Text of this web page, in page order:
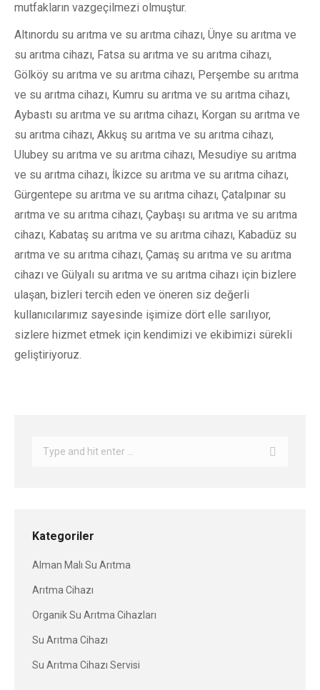
mutfakların vazgeçilmezi olmuştur.
Altınordu su arıtma ve su arıtma cihazı, Ünye su arıtma ve
su arıtma cihazı, Fatsa su arıtma ve su arıtma cihazı,
Gölköy su arıtma ve su arıtma cihazı, Perşembe su arıtma
ve su arıtma cihazı, Kumru su arıtma ve su arıtma cihazı,
Aybastı su arıtma ve su arıtma cihazı, Korgan su arıtma ve
su arıtma cihazı, Akkuş su arıtma ve su arıtma cihazı,
Ulubey su arıtma ve su arıtma cihazı, Mesudiye su arıtma
ve su arıtma cihazı, İkizce su arıtma ve su arıtma cihazı,
Gürgentepe su arıtma ve su arıtma cihazı, Çatalpınar su
arıtma ve su arıtma cihazı, Çaybaşı su arıtma ve su arıtma
cihazı, Kabataş su arıtma ve su arıtma cihazı, Kabadüz su
arıtma ve su arıtma cihazı, Çamaş su arıtma ve su arıtma
cihazı ve Gülyalı su arıtma ve su arıtma cihazı için bizlere
ulaşan, bizleri tercih eden ve öneren siz değerli
kullanıcılarımız sayesinde işimize dört elle sarılıyor,
sizlere hizmet etmek için kendimizi ve ekibimizi sürekli
geliştiriyoruz.
Kategoriler
Alman Malı Su Arıtma
Arıtma Cihazı
Organik Su Arıtma Cihazları
Su Arıtma Cihazı
Su Arıtma Cihazı Servisi